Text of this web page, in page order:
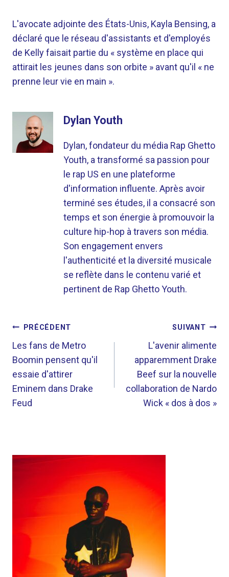
L'avocate adjointe des États-Unis, Kayla Bensing, a
déclaré que le réseau d'assistants et d'employés
de Kelly faisait partie du « système en place qui
attirait les jeunes dans son orbite » avant qu'il « ne
prenne leur vie en main ».
Dylan Youth
Dylan, fondateur du média Rap Ghetto
Youth, a transformé sa passion pour
le rap US en une plateforme
d'information influente. Après avoir
terminé ses études, il a consacré son
temps et son énergie à promouvoir la
culture hip-hop à travers son média.
Son engagement envers
l'authenticité et la diversité musicale
se reflète dans le contenu varié et
pertinent de Rap Ghetto Youth.
NAVIGATION
DE
L’ARTICLE
PRÉCÉDENT
Les fans de Metro
Boomin pensent qu'il
essaie d'attirer
Eminem dans Drake
Feud
SUIVANT
L'avenir alimente
apparemment Drake
Beef sur la nouvelle
collaboration de Nardo
Wick « dos à dos »